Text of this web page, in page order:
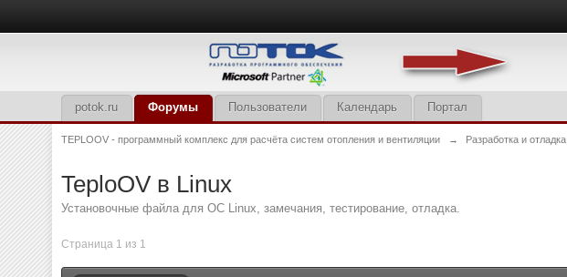
potok.ru Форумы Пользователи Календарь Портал
TEPLOOV - программный комплекс для расчёта систем отопления и вентиляции → Разработка и отладка
TeploOV в Linux
Установочные файла для ОС Linux, замечания, тестирование, отладка.
Страница 1 из 1